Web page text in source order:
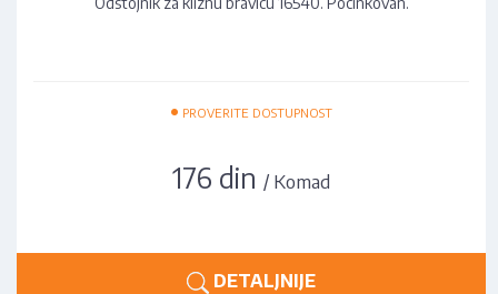
• PROVERITE DOSTUPNOST
176 din/ Komad
DETALJNIJE